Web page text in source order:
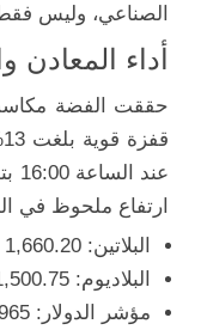
الصناعي، وليس
أداء المعادن
ارتفاع ملحوظ في
البلاتين: 1,660.20
البلاديوم: 1,500.75
مؤشر الدولار: 98.965